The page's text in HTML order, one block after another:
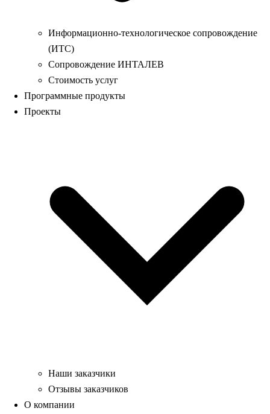
Информационно-технологическое сопровождение
(ИТС)
Сопровождение ИНТАЛЕВ
Стоимость услуг
Программные продукты
Проекты
Наши заказчики
Отзывы заказчиков
О компании